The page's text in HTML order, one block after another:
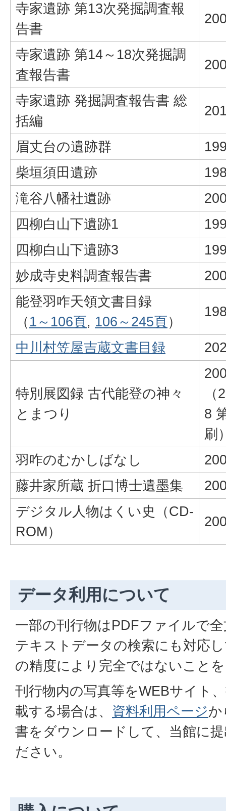
寺家遺跡 第13次発掘調査報
告書
寺家遺跡 第14～18次発掘調
査報告書
寺家遺跡 発掘調査報告書 総
括編
眉丈台の遺跡群
柴垣須田遺跡
滝谷八幡社遺跡
四柳白山下遺跡1
四柳白山下遺跡3
妙成寺史料調査報告書
能登羽咋天領文書目録
（1～106頁, 106～245頁）
中川村笠屋吉蔵文書目録
特別展図録 古代能登の神々
とまつり
（
8
刷
羽咋のむかしばなし
藤井家所蔵 折口博士遺墨集
デジタル人物はくい史（CD-
ROM）
データ利用について
一部の刊行物はPDFファイルで
テキストデータの検索にも対応
の精度により完全ではないこと
刊行物内の写真等をWEBサイト
載する場合は、 資料利用ページか
書をダウンロードして、当館に
ださい。